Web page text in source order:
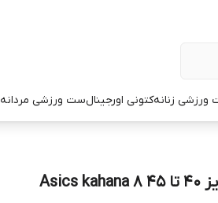
زنانهکتونی اورجینالست ورزشی مردانه